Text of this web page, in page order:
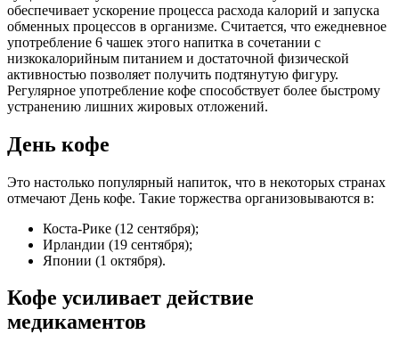
обеспечивает ускорение процесса расхода калорий и запуска
обменных процессов в организме. Считается, что ежедневное
употребление 6 чашек этого напитка в сочетании с
низкокалорийным питанием и достаточной физической
активностью позволяет получить подтянутую фигуру.
Регулярное употребление кофе способствует более быстрому
устранению лишних жировых отложений.
День кофе
Это настолько популярный напиток, что в некоторых странах
отмечают День кофе. Такие торжества организовываются в:
Коста-Рике (12 сентября);
Ирландии (19 сентября);
Японии (1 октября).
Кофе усиливает действие
медикаментов